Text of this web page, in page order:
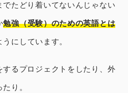
たどり着いてないんじゃない
勉強（受験）のための英語とは
うにしています。
るプロジェクトをしたり、外
り。